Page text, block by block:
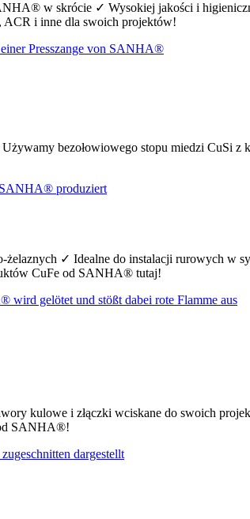
w skrócie ✓ Wysokiej jakości i
i inne dla swoich projektów!
bezołowiowego stopu miedzi
żelaznych ✓ Idealne do instalacji rurowych w
CuFe od SANHA® tutaj!
kulowe i złączki wciskane do swoich
SANHA®!